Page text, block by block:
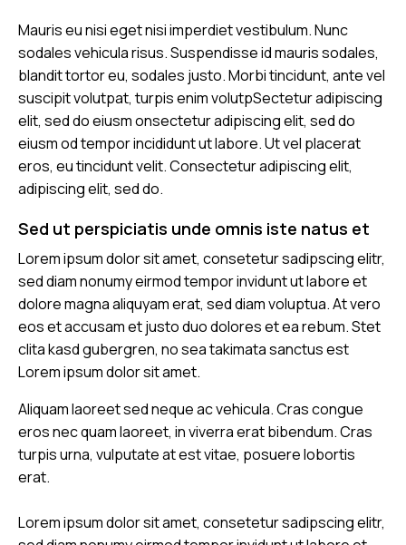
Mauris eu nisi eget nisi imperdiet vestibulum. Nunc
sodales vehicula risus. Suspendisse id mauris sodales,
blandit tortor eu, sodales justo. Morbi tincidunt, ante vel
suscipit volutpat, turpis enim volutpSectetur adipiscing
elit, sed do eiusm onsectetur adipiscing elit, sed do
eiusm od tempor incididunt ut labore. Ut vel placerat
eros, eu tincidunt velit. Consectetur adipiscing elit,
adipiscing elit, sed do.
Sed ut perspiciatis unde omnis iste natus et
Lorem ipsum dolor sit amet, consetetur sadipscing elitr,
sed diam nonumy eirmod tempor invidunt ut labore et
dolore magna aliquyam erat, sed diam voluptua. At vero
eos et accusam et justo duo dolores et ea rebum. Stet
clita kasd gubergren, no sea takimata sanctus est
Lorem ipsum dolor sit amet.
Aliquam laoreet sed neque ac vehicula. Cras congue
eros nec quam laoreet, in viverra erat bibendum. Cras
turpis urna, vulputate at est vitae, posuere lobortis
erat.
Lorem ipsum dolor sit amet, consetetur sadipscing elitr,